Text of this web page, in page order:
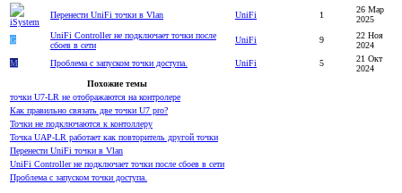
Перенести UniFi точки в Vlan UniFi 1
26 Мар
2025
G
UniFi Controller не подключает точки после
сбоев в сети
UniFi 9
22 Ноя
2024
M
Проблема с запуском точки доступа. UniFi 5
21 Окт
2024
Похожие темы
точки U7-LR не отображаются на контролере
Как правильно связать две точки U7 pro?
Точки не подключаются к контоллеру
Точка UAP-LR работает как повторитель другой точки
Перенести UniFi точки в Vlan
UniFi Controller не подключает точки после сбоев в сети
Проблема с запуском точки доступа.